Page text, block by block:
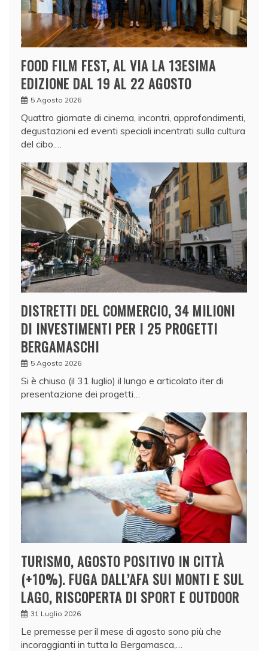
FOOD FILM FEST, AL VIA LA 13ESIMA
EDIZIONE DAL 19 AL 22 AGOSTO
5 Agosto 2026
Quattro giornate di cinema, incontri, approfondimenti,
degustazioni ed eventi speciali incentrati sulla cultura
del cibo.…
DISTRETTI DEL COMMERCIO, 34 MILIONI
DI INVESTIMENTI PER I 25 PROGETTI
BERGAMASCHI
5 Agosto 2026
Si è chiuso (il 31 luglio) il lungo e articolato iter di
presentazione dei progetti…
TURISMO, AGOSTO POSITIVO IN CITTÀ
(+10%). FUGA DALL’AFA SUI MONTI E SUL
LAGO, RISCOPERTA DI SPORT E OUTDOOR
31 Luglio 2026
Le premesse per il mese di agosto sono più che
incoraggianti in tutta la Bergamasca,…